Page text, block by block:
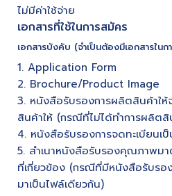
ไม่มีค่าใช้จ่าย
เอกสารที่ใช้ในการสมัคร
เอกสารบังคับ (จำเป็นต้องมีเอกสารในก
1. Application Form
2. Brochure/Product Image
3. หนังสือรับรองการผลิตสินค้าใ
สินค้าให้ (กรณีที่ไม่ได้ทำการผลิตสิ
4. หนังสือรับรองการจดทะเบียนเ
5. สำเนาหนังสือรับรองคุณภาพม
ที่เกี่ยวข้อง (กรณีที่มีหนังสือรับรอง
มาเป็นไฟล์เดียวกัน)